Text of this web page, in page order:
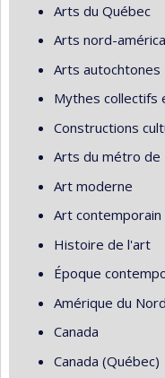
Arts du Québec
Arts nord-
Arts autochtones
Mythes collectifs
Constructions
Arts du métro de
Art moderne
Art contemporain
Histoire de l'art
Époque
Amérique du Nord
Canada
Canada (Québec)